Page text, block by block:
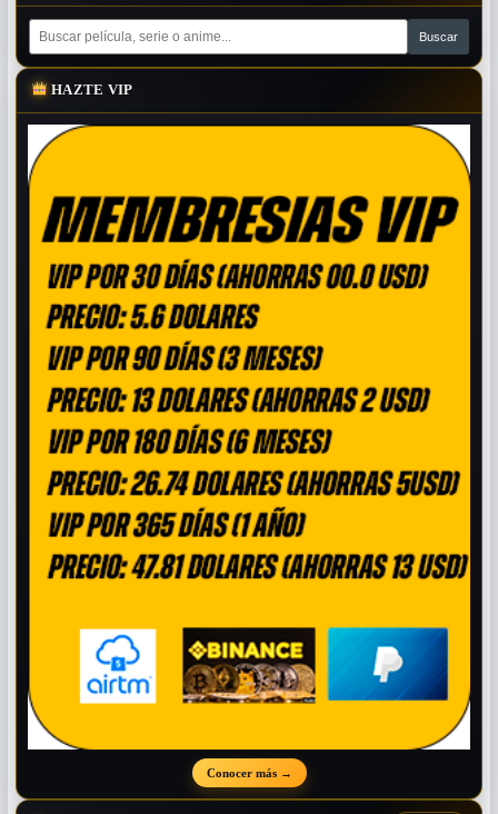
HAZTE VIP
Conocer más →